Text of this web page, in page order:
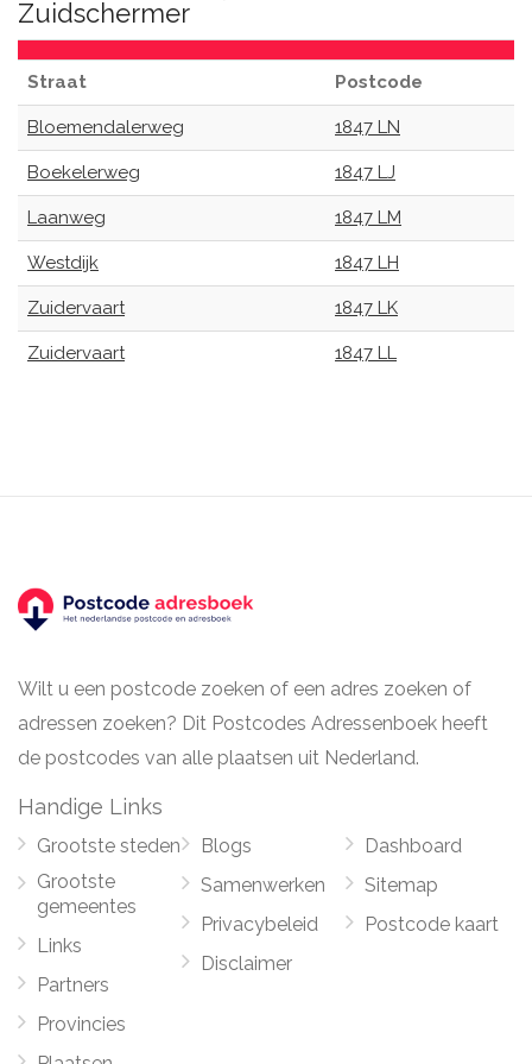
Zuidschermer
Straat Postcode
Bloemendalerweg 1847 LN
Boekelerweg 1847 LJ
Laanweg 1847 LM
Westdijk 1847 LH
Zuidervaart 1847 LK
Zuidervaart 1847 LL
Wilt u een postcode zoeken of een adres zoeken of
adressen zoeken? Dit Postcodes Adressenboek heeft
de postcodes van alle plaatsen uit Nederland.
Handige Links
Grootste steden
Grootste
gemeentes
Links
Partners
Provincies
Blogs
Samenwerken
Privacybeleid
Disclaimer
Dashboard
Sitemap
Postcode kaart